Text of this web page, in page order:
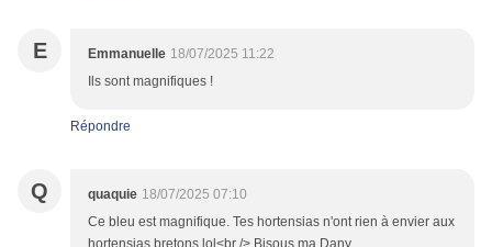
E Emmanuelle 18/07/2025 11:22
Ils sont magnifiques !
Répondre
Q quaquie 18/07/2025 07:10
Ce bleu est magnifique. Tes hortensias n'ont rien à envier aux
hortensias bretons lol<br /> Bisous ma Dany